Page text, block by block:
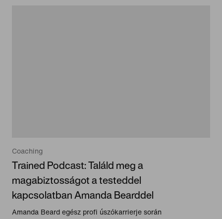
Coaching
Trained Podcast: Találd meg a
magabiztosságot a testeddel
kapcsolatban Amanda Bearddel
Amanda Beard egész profi úszókarrierje során